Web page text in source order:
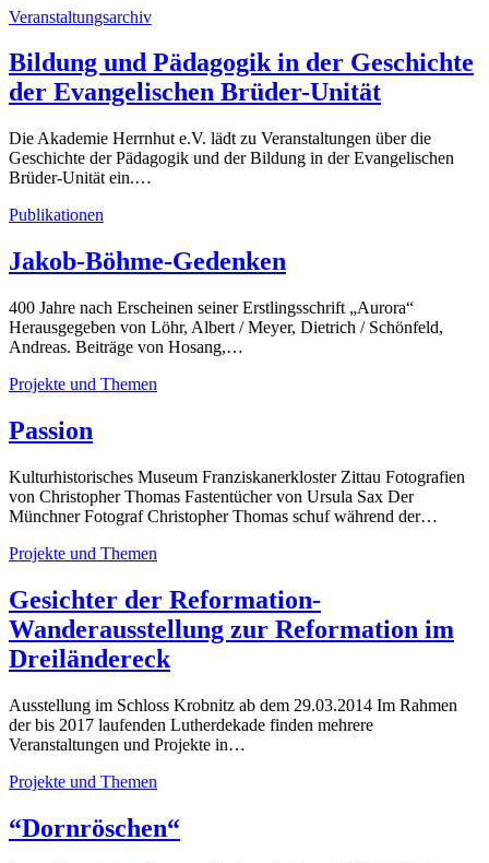
Veranstaltungsarchiv
Bildung und Pädagogik in der Geschichte
der Evangelischen Brüder-Unität
Die Akademie Herrnhut e.V. lädt zu Veranstaltungen über die
Geschichte der Pädagogik und der Bildung in der Evangelischen
Brüder-Unität ein.…
Publikationen
Jakob-Böhme-Gedenken
400 Jahre nach Erscheinen seiner Erstlingsschrift „Aurora“
Herausgegeben von Löhr, Albert / Meyer, Dietrich / Schönfeld,
Andreas. Beiträge von Hosang,…
Projekte und Themen
Passion
Kulturhistorisches Museum Franziskanerkloster Zittau Fotografien
von Christopher Thomas Fastentücher von Ursula Sax Der
Münchner Fotograf Christopher Thomas schuf während der…
Projekte und Themen
Gesichter der Reformation-
Wanderausstellung zur Reformation im
Dreiländereck
Ausstellung im Schloss Krobnitz ab dem 29.03.2014 Im Rahmen
der bis 2017 laufenden Lutherdekade finden mehrere
Veranstaltungen und Projekte in…
Projekte und Themen
“Dornröschen“